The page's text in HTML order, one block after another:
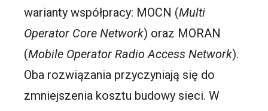
warianty współpracy: MOCN (Multi
Operator Core Network) oraz MORAN
(Mobile Operator Radio Access Network).
Oba rozwiązania przyczyniają się do
zmniejszenia kosztu budowy sieci. W